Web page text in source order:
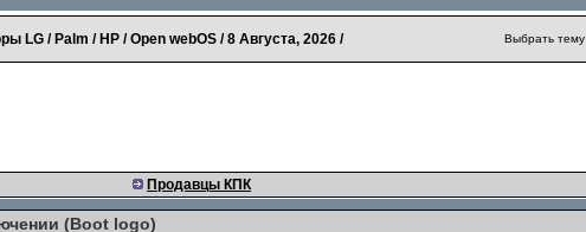
LG / Palm / HP / Open webOS /8 Августа, 2026 / Выбрать тему
Продавцы КПК
(Boot logo)